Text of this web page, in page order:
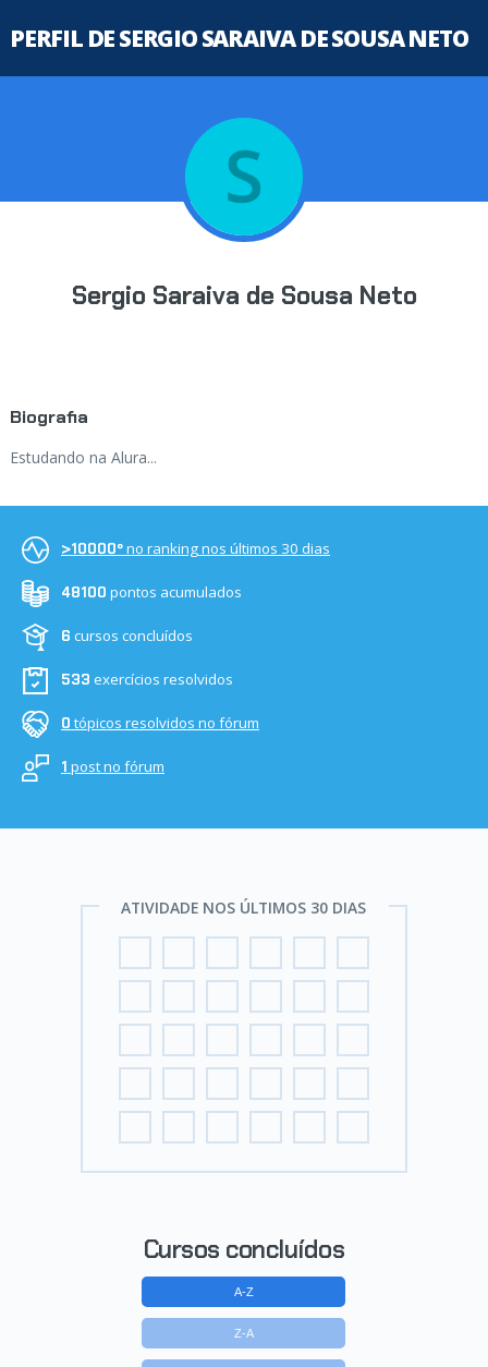
PERFIL DE SERGIO SARAIVA DE SOUSA NETO
Sergio Saraiva de Sousa Neto
Biografia
Estudando na Alura...
>10000ºno ranking nos últimos 30 dias
48100 pontos acumulados
6 cursos concluídos
533 exercícios resolvidos
0 tópicos resolvidos no fórum
1 post no fórum
ATIVIDADE NOS ÚLTIMOS 30 DIAS
Cursos concluídos
A-Z
Z-A